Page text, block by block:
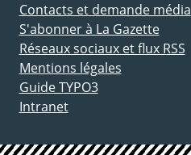
Contacts et demande média
S'abonner à La Gazette
Réseaux sociaux et flux RSS
Mentions légales
Guide TYPO3
Intranet